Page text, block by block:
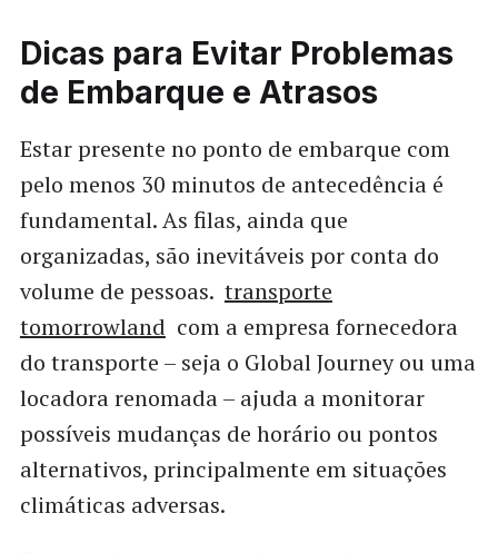
Dicas para Evitar Problemas
de Embarque e Atrasos
Estar presente no ponto de embarque com
pelo menos 30 minutos de antecedência é
fundamental. As filas, ainda que
organizadas, são inevitáveis por conta do
volume de pessoas. transporte
tomorrowland com a empresa fornecedora
do transporte – seja o Global Journey ou uma
locadora renomada – ajuda a monitorar
possíveis mudanças de horário ou pontos
alternativos, principalmente em situações
climáticas adversas.